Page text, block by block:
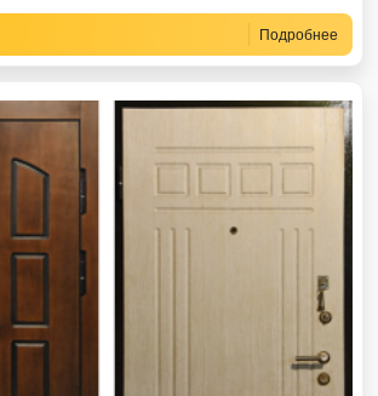
Подробнее